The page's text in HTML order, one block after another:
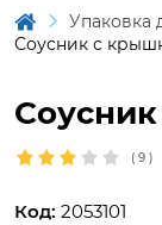
Упаковка
Соусник с
( 9 )
Код: 2053101